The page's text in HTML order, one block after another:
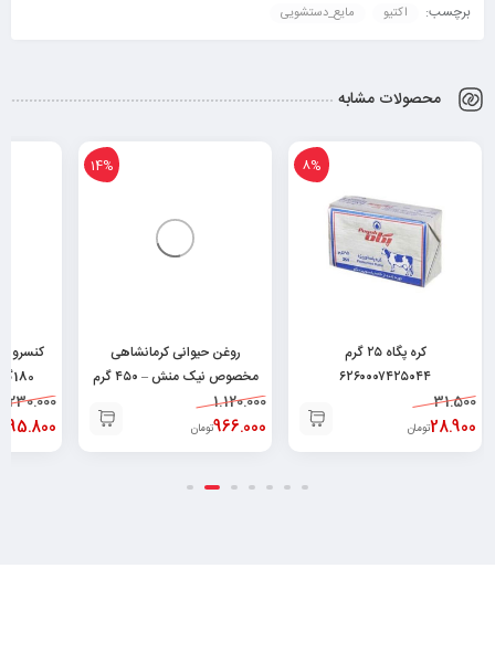
برچسب: اکتیو مایع_دستشویی
محصولات مشابه
8%
کره پگاه ۲۵ گرم
۶۲۶۰۰۰۷۴۲۵۰۴۴
31.500
28.900تومان
14%
روغن حیوانی کرمانشاهی
مخصوص نیک منش – ۴۵۰ گرم
۶۲۶۰۴۹۶۴۳۰۰۴۸1.120.000
966.000تومان
کنسرو
180گرم ۶۲۶۲۶۶۳۲۰۰۰۳۴
230.000
195.800